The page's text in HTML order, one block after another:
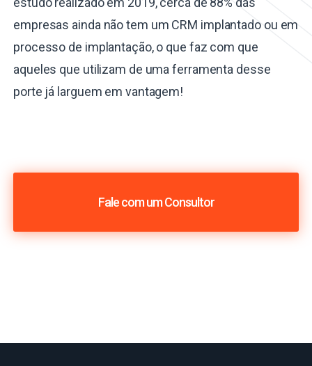
empresas ainda não tem um CRM implantado ou em
processo de implantação, o que faz com que
aqueles que utilizam de uma ferramenta desse
porte já larguem em vantagem!
Fale com um Consultor